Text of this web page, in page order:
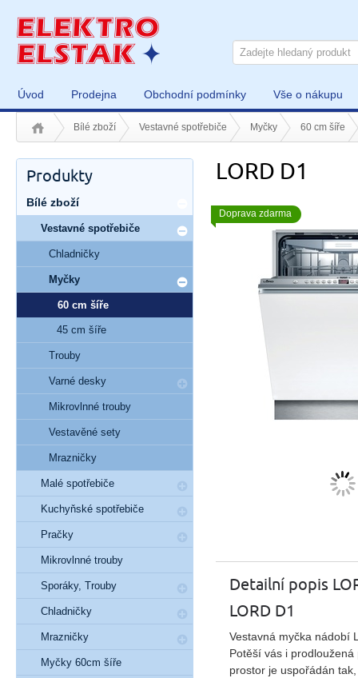
Úvod Prodejna Obchodní podmínky Vše o nákupu
Bílé zboží Vestavné spotřebiče Myčky 60 cm šíře
LORD D1
Doprava zdarma
Detailní popis
LORD D1
Vestavná myčka nádobí
Potěší vás i
prostor je uspořádán
Produkty
Bílé zboží
Vestavné spotřebiče
Chladničky
Myčky
60 cm šíře
45 cm šíře
Trouby
Varné desky
Mikrovlnné trouby
Vestavěné sety
Mrazničky
Malé spotřebiče
Kuchyňské spotřebiče
Pračky
Mikrovlnné trouby
Sporáky, Trouby
Chladničky
Mrazničky
Myčky 60cm šíře